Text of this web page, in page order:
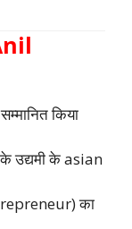
किया
उद्यमी के asian
का